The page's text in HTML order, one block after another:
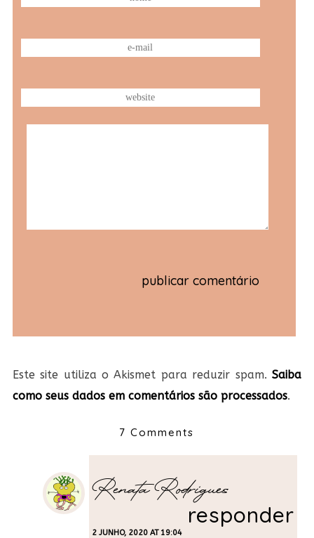
Este site utiliza o Akismet para reduzir spam.Saiba
como seus dados em comentários são processados.
7 Comments
Renata Rodrigues
2 JUNHO, 2020 AT 19:04
responder